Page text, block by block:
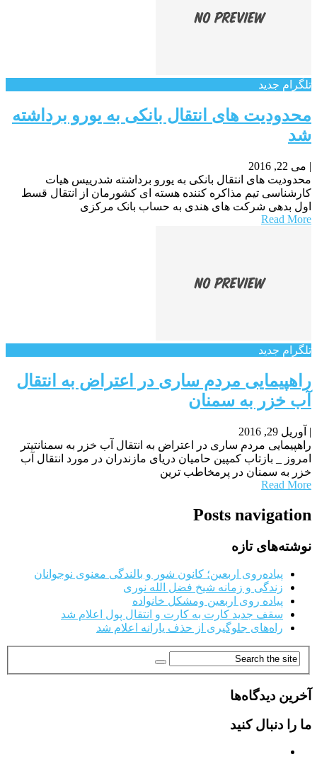
تلگرام جدید
محدودیت های انتقال بانکی به یورو برداشته
شد
| می 22, 2016
محدودیت های انتقال بانکی به یورو برداشته شدرییس هیات
کارشناسی تیم مذاکره کننده هسته ای کشورمان از انتقال قسط
اول بدهی شرکت های هندی به حساب بانک مرکزی
Read More
تلگرام جدید
راهپیمایی مردم ساری در اعتراض به انتقال
آب خزر به سمنان
| آوریل 29, 2016
راهپیمایی مردم ساری در اعتراض به انتقال آب خزر به سمنانتیتر
امروز _ بازتاب کمپین حامیان دریای مازندران در مورد انتقال آب
خزر به سمنان در پرمخاطب ترین
Read More
Posts navigation
نوشته‌های تازه
پیاده‌روی اربعین؛ کانون شور و بالندگی معنوی نوجوانان
زندگی و زمانه شیخ فضل الله نوری
پیاده روی اربعین ومشکل خانواده
سقف جدید کارت به کارت و انتقال پول اعلام شد
راه‌های جلوگیری از حذف یارانه اعلام شد
آخرین دیدگاه‌ها
ما را دنبال کنید